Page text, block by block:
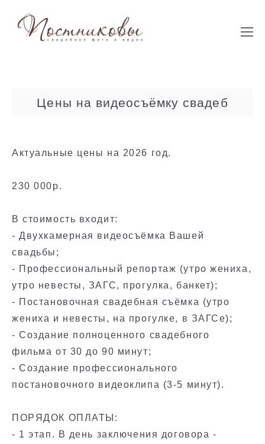
Цены на видеосъёмку свадеб
Актуальные цены на 2026 год.
230 000р.
В стоимость входит:
- Двухкамерная видеосъёмка Вашей
свадьбы;
- Профессиональный репортаж (утро жениха,
утро невесты, ЗАГС, прогулка, банкет);
- Постановочная свадебная съёмка (утро
жениха и невесты, на прогулке, в ЗАГСе);
- Создание полноценного свадебного
фильма от 30 до 90 минут;
- Создание профессионального
постановочного видеоклипа (3-5 минут).
ПОРЯДОК ОПЛАТЫ:
- 1 этап. В день заключения договора -